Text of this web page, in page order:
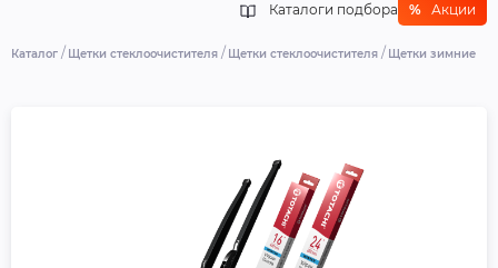
Каталоги подбора % Акции
Каталог Щетки стеклоочистителя Щетки стеклоочистителя Щетки зимние